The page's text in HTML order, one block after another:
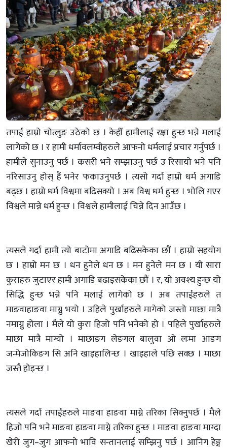
तपाईं हाम्रो चोत्लुङ उठेको छ । केहीँ हामीलाई रक्षा हुन्छ भन्ने मलाई
लागेको छ । र हामी धर्मावलम्वीहरुले आफनो धर्मलाई प्रचार गर्नुपर्छ ।
हामीले सुनाउनु पर्छ । कसरी भने सम्झाउनु पर्छ उ रिसायो भने पनि
नरिसाउनु होस् हैं भनेर फकाउनुपर्छ । त्यसो गर्दा हाम्रो धर्म अगाडि
बढ्छ । हाम्रो धर्म विश्वमा बढिसक्यो । अब विश्व धर्म हुन्छ । भोलि गएर
विश्वले मान्ने धर्म हुन्छ । विश्वले हामीलाई चिन्ने दिन आउँछ ।
त्यसले गर्दा हामी त्यो बाटोमा अगाडि बढिसकेका छौं । हाम्रो सहयोग
छ । हाम्रो मन छ । धन हुनेले धन छ । मन हुनेले मन छ । यी सारा
कुराहरु जुटाएर हामी अगाडि बढाइसकेका छौं । र, यो अवश्य हुन्छ यो
सिद्धि हुन्छ भन्ने पनि मलाई लागेको छ । अब तपाईंहरुले त
माङवाहाङवा माग्नु भयो । उहिले पुर्खाहरुले मागेको जस्तो माछा मात्रै
नमाग्नु होला । मैले यो कुरा हिजो पनि भनेको हो । पहिले पुर्खाहरुले
माछा मात्रै माग्यो । माछाङग लेङगल बालुवा ओ लःमा आङग
जन्मेजोकिङग सि अनि खाइहालिन्छ । खाइहाले पछि सक्छ । माछा
जस्तै होइन्छ ।
त्यसले गर्दा तपाईंहरुले माङवा हाङवा माग्ने तरिका सिक्नुपर्छ । मैले
हिजो पनि भने माङवा हाङवा माग्ने तरिका हुन्छ । माङवा हाङवा माग्दा
खेरी जुग–जुग आफनो भावि सन्तानलाई सम्झिनु पर्छ । आनिग हेङ्ग